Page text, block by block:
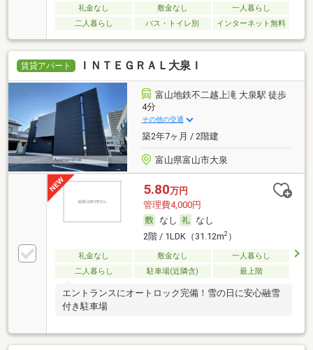
礼金なし 敷金なし
一人暮らし
二人暮らし
バス・トイレ別 インターネット無料
賃貸アパート ＩＮＴＥＧＲＡＬ大泉Ｉ
富山地鉄不二越上滝 大泉駅 徒歩
4分
その他の交通
築2年7ヶ月 / 2階建
富山県富山市大泉
5.80万円
管理費4,000円
なし
なし
2階 / 1LDK（31.12m2）
礼金なし 敷金なし
一人暮らし
二人暮らし
駐車場(近隣含) 最上階
エントランスにオートロック完備！雪の日に安心融雪
付き駐車場